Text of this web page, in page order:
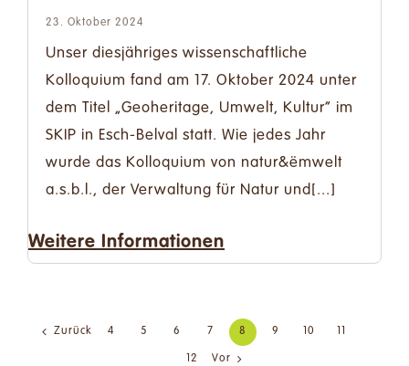
23. Oktober 2024
Unser diesjähriges wissenschaftliche
Kolloquium fand am 17. Oktober 2024 unter
dem Titel „Geoheritage, Umwelt, Kultur“ im
SKIP in Esch-Belval statt. Wie jedes Jahr
wurde das Kolloquium von natur&ëmwelt
a.s.b.l., der Verwaltung für Natur und[...]
Weitere Informationen
Zurück 4 5 6 7 8 9 10 11
12 Vor